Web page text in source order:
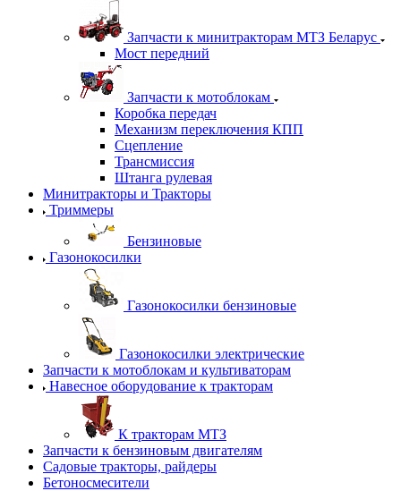
Запчасти к минитракторам МТЗ Беларус
Мост передний
Запчасти к мотоблокам
Коробка передач
Механизм переключения КПП
Сцепление
Трансмиссия
Штанга рулевая
Минитракторы и Тракторы
Триммеры
Бензиновые
Газонокосилки
Газонокосилки бензиновые
Газонокосилки электрические
Запчасти к мотоблокам и культиваторам
Навесное оборудование к тракторам
К тракторам МТЗ
Запчасти к бензиновым двигателям
Садовые тракторы, райдеры
Бетоносмесители